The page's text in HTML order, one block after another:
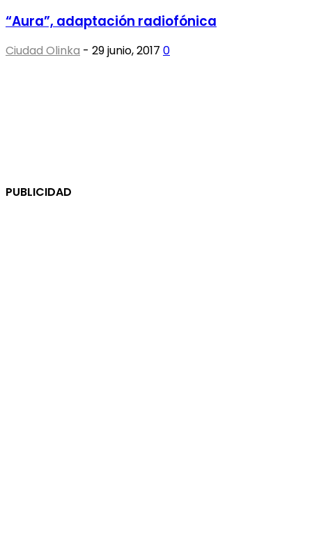
“Aura”, adaptación radiofónica
Ciudad Olinka - 29 junio, 2017 0
PUBLICIDAD